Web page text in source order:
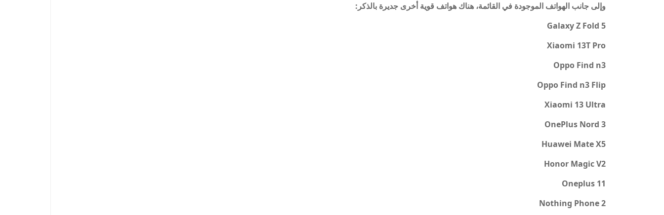
وإلى جانب الهواتف الموجودة في القائمة، هناك هواتف قوية أخرى جديرة بالذكر:
Galaxy Z Fold 5
Xiaomi 13T Pro
Oppo Find n3
Oppo Find n3 Flip
Xiaomi 13 Ultra
OnePlus Nord 3
Huawei Mate X5
Honor Magic V2
Oneplus 11
Nothing Phone 2